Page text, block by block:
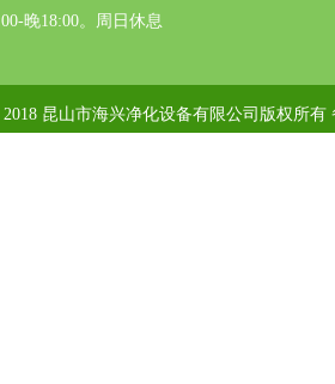
晚18:00。周日休息
昆山市海兴净化设备有限公司版权所有